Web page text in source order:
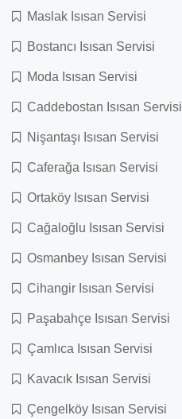
Maslak Isısan Servisi
Bostancı Isısan Servisi
Moda Isısan Servisi
Caddebostan Isısan Servisi
Nişantaşı Isısan Servisi
Caferağa Isısan Servisi
Ortaköy Isısan Servisi
Cağaloğlu Isısan Servisi
Osmanbey Isısan Servisi
Cihangir Isısan Servisi
Paşabahçe Isısan Servisi
Çamlıca Isısan Servisi
Kavacık Isısan Servisi
Çengelköy Isısan Servisi